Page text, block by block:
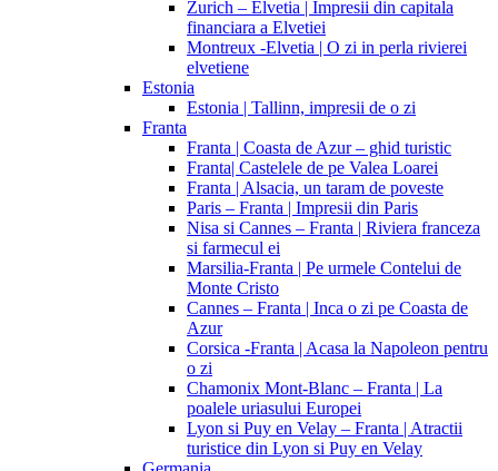
Zurich – Elvetia | Impresii din capitala
financiara a Elvetiei
Montreux -Elvetia | O zi in perla rivierei
elvetiene
Estonia
Estonia | Tallinn, impresii de o zi
Franta
Franta | Coasta de Azur – ghid turistic
Franta| Castelele de pe Valea Loarei
Franta | Alsacia, un taram de poveste
Paris – Franta | Impresii din Paris
Nisa si Cannes – Franta | Riviera franceza
si farmecul ei
Marsilia-Franta | Pe urmele Contelui de
Monte Cristo
Cannes – Franta | Inca o zi pe Coasta de
Azur
Corsica -Franta | Acasa la Napoleon pentru
o zi
Chamonix Mont-Blanc – Franta | La
poalele uriasului Europei
Lyon si Puy en Velay – Franta | Atractii
turistice din Lyon si Puy en Velay